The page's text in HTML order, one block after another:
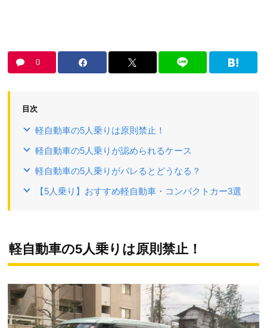
0
目次
軽自動車の5人乗りは原則禁止！
軽自動車の5人乗りが認められるケース
軽自動車の5人乗りがバレるとどうなる？
【5人乗り】おすすめ軽自動車・コンパクトカー3選
軽自動車の5人乗りは原則禁止！